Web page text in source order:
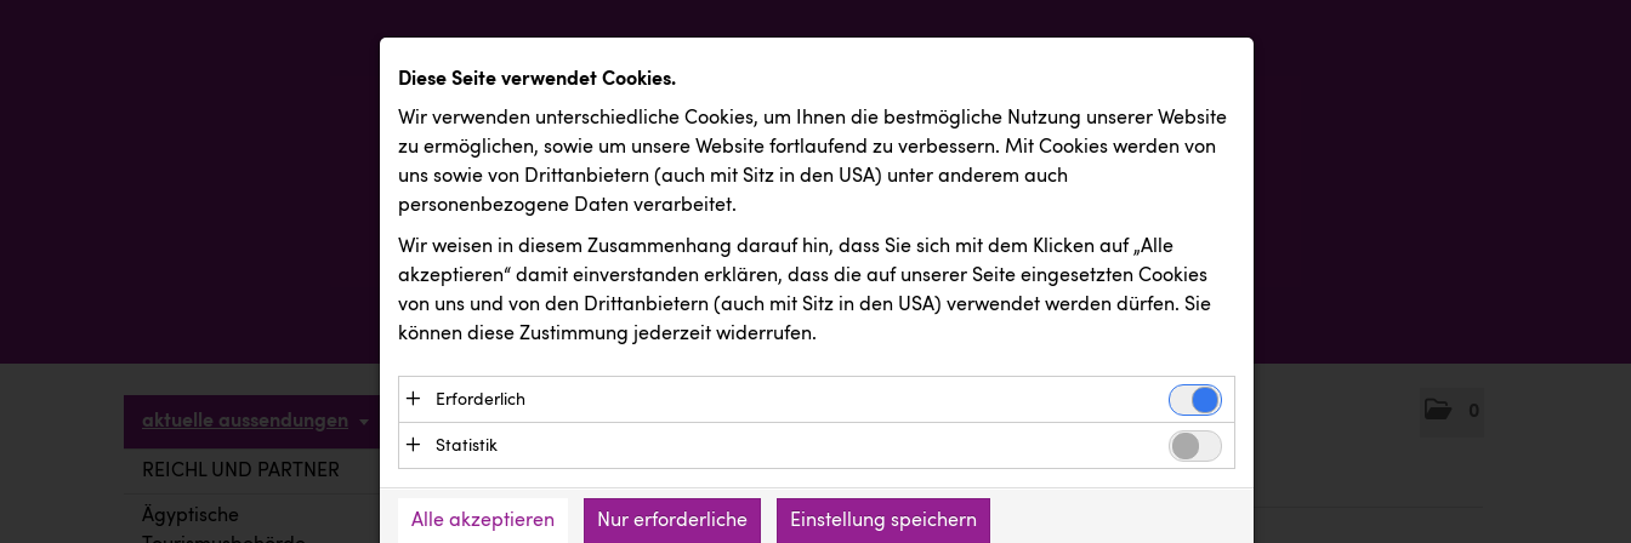
0
aktuelle aussendungen
REICHL UND PARTNER
Ägyptische
Diese Seite verwendet Cookies.
Wir verwenden unterschiedliche Cookies, um Ihnen die best­mögliche Nutzung unserer Website
zu ermöglichen, sowie um unsere Website fortlaufend zu verbessern. Mit Cookies werden von
uns sowie von Drittanbietern (auch mit Sitz in den USA) unter anderem auch
personenbezogene Daten verarbeitet.
Wir weisen in diesem Zusammenhang darauf hin, dass Sie sich mit dem Klicken auf „Alle
akzeptieren“ damit ein­ver­standen erklären, dass die auf unserer Seite eingesetzten Cookies
von uns und von den Drittanbietern (auch mit Sitz in den USA) verwendet werden dürfen. Sie
können diese Zustimmung jederzeit widerrufen.
Erforderlich
Essenzielle Cookies ermöglichen grundlegende Funktionen und sind für die einwandfreie
Funktion der Website erforderlich. Diese Cookies speichern keine personenbezogenen
Daten und werden an keine Dritten übermittelt.
Anbieter: Eigentümer der Website (Erstanbieter)
Statistik
verstehen, wie unsere Besucher unsere Website nutzen.
Alle akzeptieren Nur erforderliche Einstellung speichern